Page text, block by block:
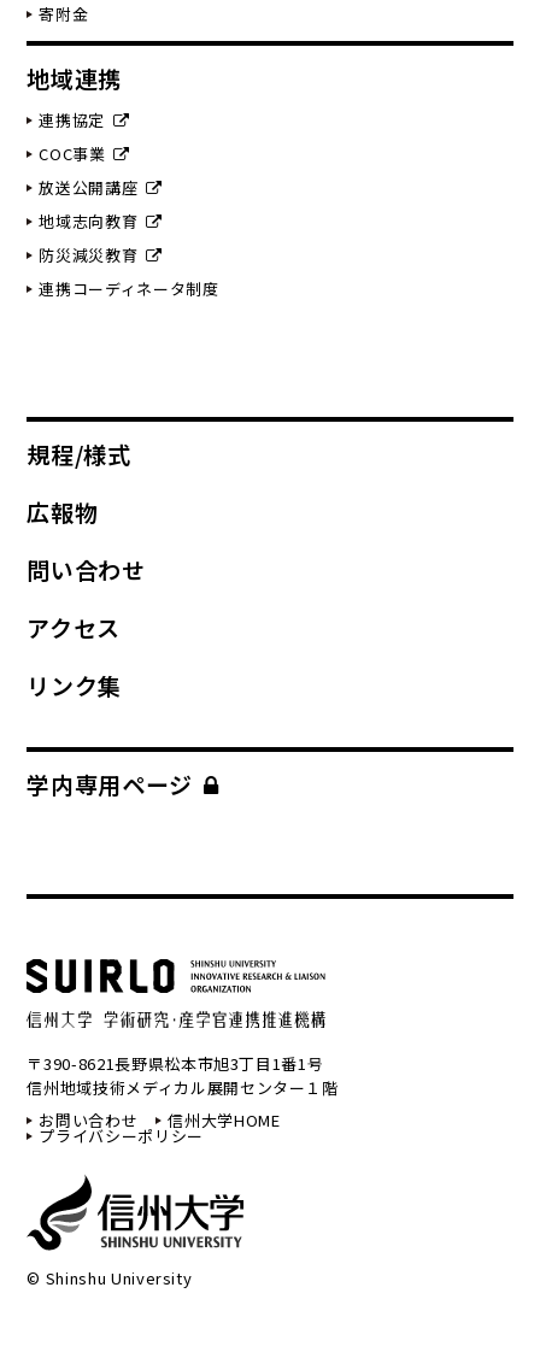
寄附金
地域連携
連携協定
COC事業
放送公開講座
地域志向教育
防災減災教育
連携コーディネータ制度
規程/様式
広報物
問い合わせ
アクセス
リンク集
学内専用ページ
〒390-8621長野県松本市旭3丁目1番1号
信州地域技術メディカル展開センター１階
お問い合わせ
信州大学HOME
プライバシーポリシー
© Shinshu University